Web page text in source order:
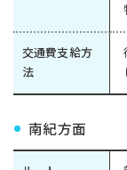
交通費支給方
法
南紀方面